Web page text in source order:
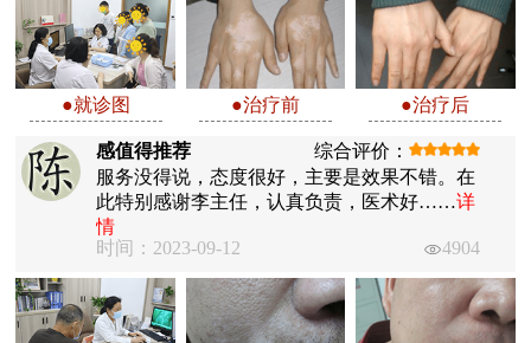
●就诊图 ●治疗前 ●治疗后
感值得推荐
综合评价：
服务没得说，态度很好，主要是效果不错。在
此特别感谢李主任，认真负责，医术好……详
情
时间：2023-09-12
4904